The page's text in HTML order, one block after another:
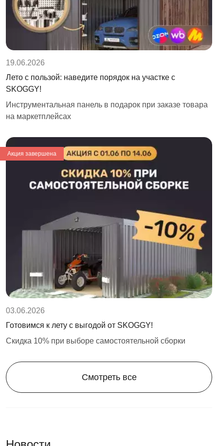
19.06.2026
Лето с пользой: наведите порядок на участке с
SKOGGY!
Инструментальная панель в подарок при заказе товара
на маркетплейсах
Акция завершена
03.06.2026
Готовимся к лету с выгодой от SKOGGY!
Скидка 10% при выборе самостоятельной сборки
Смотреть все